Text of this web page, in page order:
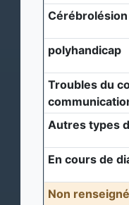
Cérébrolésion
polyhandicap
Troubles du
Autres types
En cours de
Non